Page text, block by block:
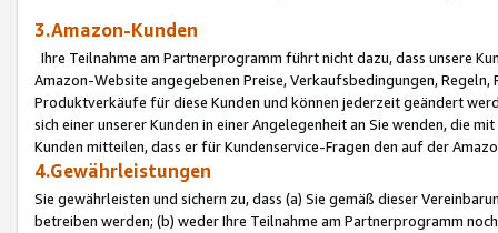
3.Amazon-Kunden
Ihre Teilnahme am Partnerprogramm führt nicht dazu, dass unsere
Amazon-Website angegebenen Preise, Verkaufsbedingungen,
Produktverkäufe für diese Kunden und können jederzeit geändert
sich einer unserer Kunden in einer Angelegenheit an Sie wenden, die
Kunden mitteilen, dass er für Kundenservice-Fragen den auf der
4.Gewährleistungen
Sie gewährleisten und sichern zu, dass (a) Sie gemäß dieser
betreiben werden; (b) weder Ihre Teilnahme am Partnerprogramm